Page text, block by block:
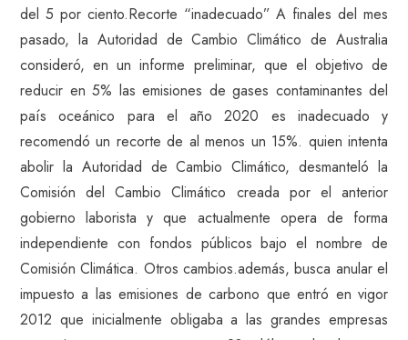
del 5 por ciento.Recorte “inadecuado” A finales del mes
pasado, la Autoridad de Cambio Climático de Australia
consideró, en un informe preliminar, que el objetivo de
reducir en 5% las emisiones de gases contaminantes del
país oceánico para el año 2020 es inadecuado y
recomendó un recorte de al menos un 15%. quien intenta
abolir la Autoridad de Cambio Climático, desmanteló la
Comisión del Cambio Climático creada por el anterior
gobierno laborista y que actualmente opera de forma
independiente con fondos públicos bajo el nombre de
Comisión Climática. Otros cambios.además, busca anular el
impuesto a las emisiones de carbono que entró en vigor
2012 que inicialmente obligaba a las grandes empresas